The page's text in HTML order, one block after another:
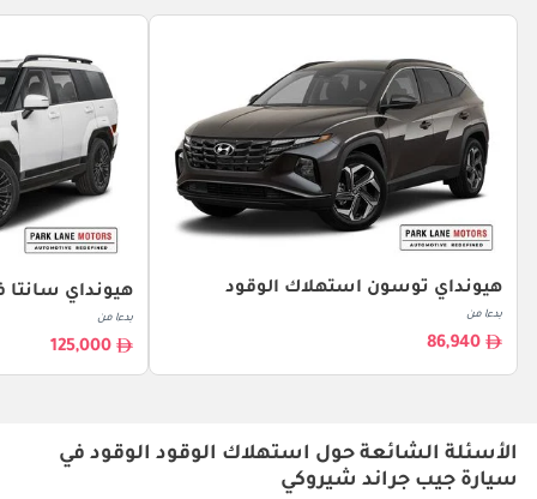
هيونداي توسون استهلاك الوقود
بدءا من
86,940
هيونداي سانتا
بدءا من
125,000
الأسئلة الشائعة حول استهلاك الوقود الوقود في
سيارة جيب جراند شيروكي